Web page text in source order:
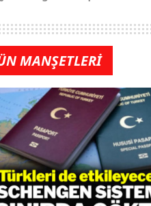
MANŞETLERİ